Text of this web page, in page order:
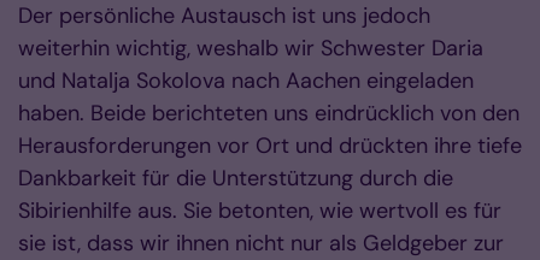
Der persönliche Austausch ist uns jedoch
weiterhin wichtig, weshalb wir Schwester Daria
und Natalja Sokolova nach Aachen eingeladen
haben. Beide berichteten uns eindrücklich von den
Herausforderungen vor Ort und drückten ihre tiefe
Dankbarkeit für die Unterstützung durch die
Sibirienhilfe aus. Sie betonten, wie wertvoll es für
sie ist, dass wir ihnen nicht nur als Geldgeber zur